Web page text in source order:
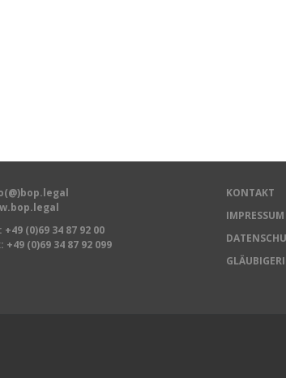
+49 (0)69 34 87 92 00
+49 (0)69 34 87 92 099
KONTAKT
IMPRESSUM